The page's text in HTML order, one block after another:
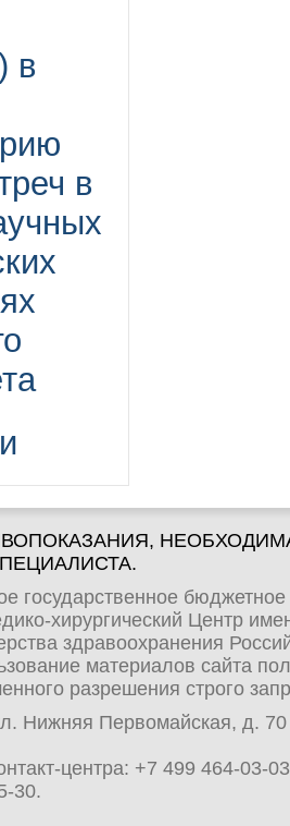
в
в
государственное
хирургический Центр
здравоохранения
материалов сайта
разрешения строго
Нижняя Первомайская, д.
центра: +7 499 464-03-03
30.